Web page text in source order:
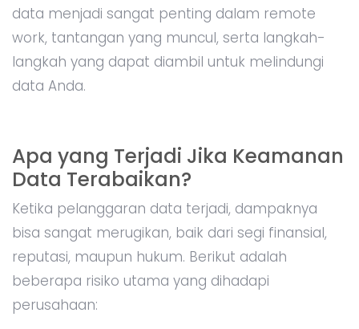
data menjadi sangat penting dalam remote
work, tantangan yang muncul, serta langkah-
langkah yang dapat diambil untuk melindungi
data Anda.
Apa yang Terjadi Jika Keamanan
Data Terabaikan?
Ketika pelanggaran data terjadi, dampaknya
bisa sangat merugikan, baik dari segi finansial,
reputasi, maupun hukum. Berikut adalah
beberapa risiko utama yang dihadapi
perusahaan: